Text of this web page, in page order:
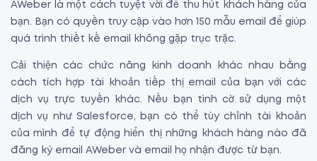
AWeber là một cách tuyệt vời để thu hút khách hàng của
bạn. Bạn có quyền truy cập vào hơn 150 mẫu email để giúp
quá trình thiết kế email không gặp trục trặc.
Cải thiện các chức năng kinh doanh khác nhau bằng
cách tích hợp tài khoản tiếp thị email của bạn với các
dịch vụ trực tuyến khác. Nếu bạn tình cờ sử dụng một
dịch vụ như Salesforce, bạn có thể tùy chỉnh tài khoản
của mình để tự động hiển thị những khách hàng nào đã
đăng ký email AWeber và email họ nhận được từ bạn.